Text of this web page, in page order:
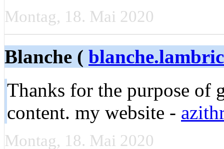
Montag, 18. Mai 2020
Blanche (
Thanks for the purpose of
content. my website -
Montag, 18. Mai 2020